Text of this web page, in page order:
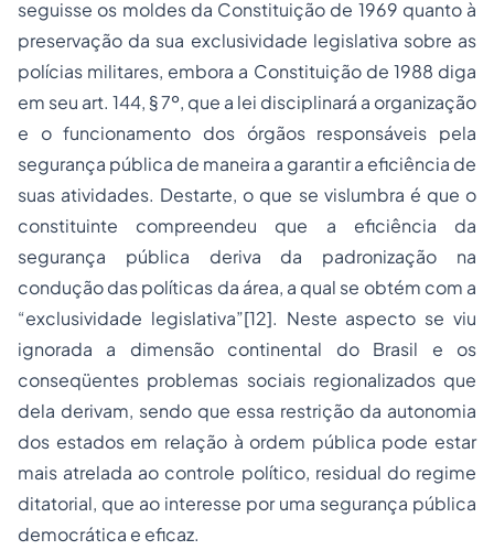
seguisse os moldes da Constituição de 1969 quanto à
preservação da sua exclusividade legislativa sobre as
polícias militares, embora a Constituição de 1988 diga
em seu art. 144, § 7º, que a lei disciplinará a organização
e o funcionamento dos órgãos responsáveis pela
segurança pública de maneira a garantir a eficiência de
suas atividades. Destarte, o que se vislumbra é que o
constituinte compreendeu que a eficiência da
segurança pública deriva da padronização na
condução das políticas da área, a qual se obtém com a
“exclusividade legislativa”[12]. Neste aspecto se viu
ignorada a dimensão continental do Brasil e os
conseqüentes problemas sociais regionalizados que
dela derivam, sendo que essa restrição da autonomia
dos estados em relação à ordem pública pode estar
mais atrelada ao controle político, residual do regime
ditatorial, que ao interesse por uma segurança pública
democrática e eficaz.